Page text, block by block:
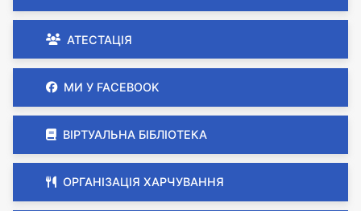
АТЕСТАЦІЯ
МИ У FACEBOOK
ВІРТУАЛЬНА БІБЛІОТЕКА
ОРГАНІЗАЦІЯ ХАРЧУВАННЯ